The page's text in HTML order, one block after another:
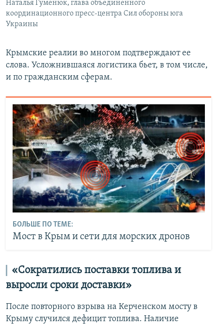
Наталья Гуменюк, глава объединенного
координационного пресс-центра Сил обороны юга
Украины
Крымские реалии во многом подтверждают ее
слова. Усложнившаяся логистика бьет, в том числе,
и по гражданским сферам.
БОЛЬШЕ ПО ТЕМЕ:
Мост в Крым и сети для морских дронов
«Сократились поставки топлива и
выросли сроки доставки»
После повторного взрыва на Керченском мосту в
Крыму случился дефицит топлива. Наличие